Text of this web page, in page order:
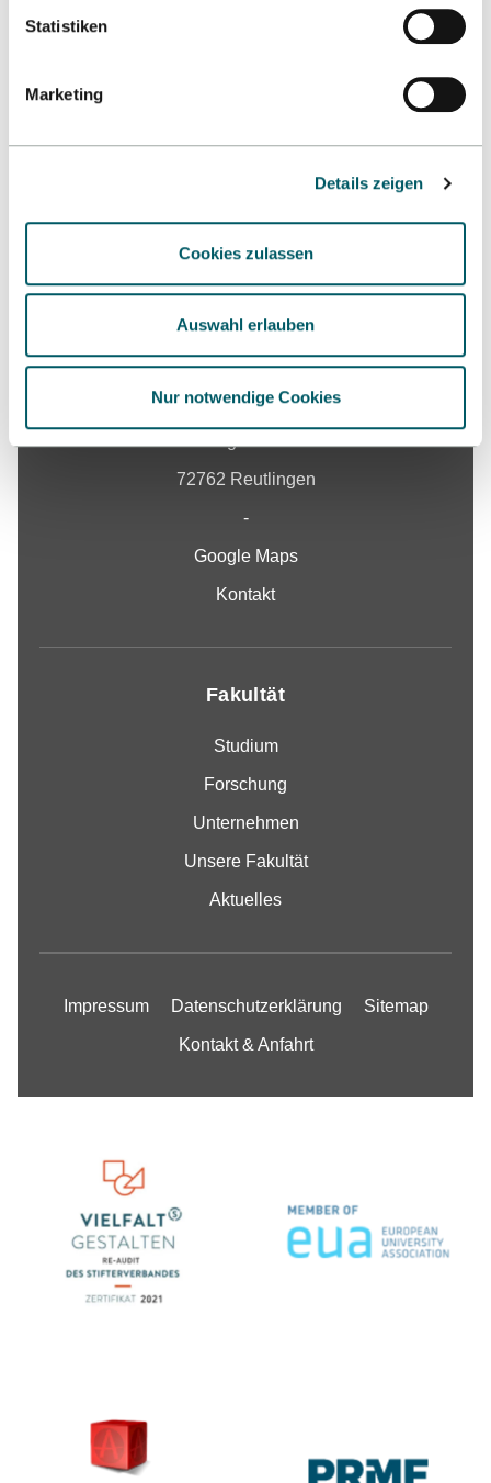
Statistiken
Marketing
Details zeigen
Cookies zulassen
Auswahl erlauben
Nur notwendige Cookies
Kontakt
Hochschule Reutlingen
Fakultät NXT Nachhaltigkeit und Technologie
72762 Reutlingen
-
Google Maps
Kontakt
Fakultät
Studium
Forschung
Unternehmen
Unsere Fakultät
Aktuelles
Impressum Datenschutzerklärung Sitemap
Kontakt & Anfahrt